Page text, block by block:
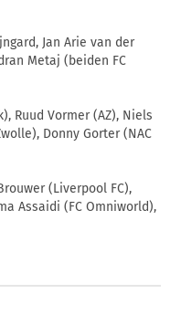
Jan Arie van der
Metaj (beiden FC
Ruud Vormer (AZ), Niels
Donny Gorter (NAC
(Liverpool FC),
Assaidi (FC Omniworld),